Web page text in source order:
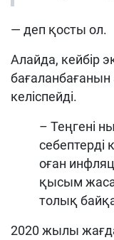
— деп қосты ол.
Алайда, кейбір
бағаланбағанын
келіспейді.
– Теңгені
себептерді
оған
қысым
толық
2020 жылы